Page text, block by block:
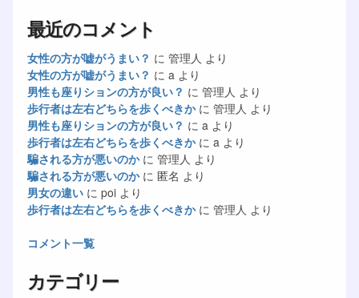
最近のコメント
女性の方が嘘がうまい？ に 管理人 より
女性の方が嘘がうまい？ に a より
男性も座りションの方が良い？ に 管理人 より
歩行者は左右どちらを歩くべきかに 管理人 より
男性も座りションの方が良い？ に a より
歩行者は左右どちらを歩くべきかに a より
騙される方が悪いのかに 管理人 より
騙される方が悪いのかに 匿名 より
男女の違いに poiより
歩行者は左右どちらを歩くべきかに 管理人 より
コメント一覧
カテゴリー